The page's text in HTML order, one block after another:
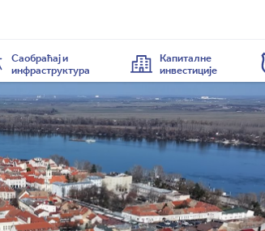
Саобраћај и
инфраструктура
Капиталне
инвестиције